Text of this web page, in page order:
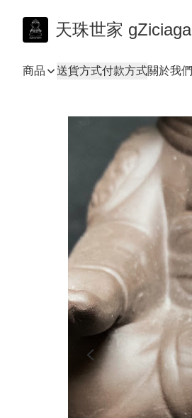
天珠世家 gZiciaga
商品 送貨方式付款方式關於我們